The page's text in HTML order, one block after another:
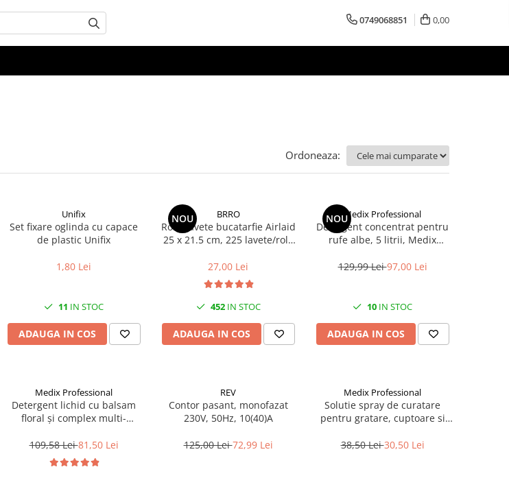
0749068851 0,00
Ordoneaza:
Unifix
Set fixare oglinda cu capace
de plastic Unifix
1,80 Lei
11 IN STOC
ADAUGA IN COS
NOU BRRO
Rola Lavete bucatarfie Airlaid
25 x 21.5 cm, 225 lavete/rola
27,00 Lei
452IN STOC
ADAUGA IN COS
NOUMedix Professional
Detergent concentrat pentru
rufe albe, 5 litrii, Medix
129,99 Lei97,00 Lei
10 IN STOC
ADAUGA IN COS
Medix Professional
Detergent lichid cu balsam
floral și complex multi-
Professional
109,58 Lei81,50 Lei
REV
Contor pasant, monofazat
230V, 50Hz, 10(40)A
125,00 Lei72,99 Lei
Medix Professional
Solutie spray de curatare
pentru gratare, cuptoare si
Professional
38,50 Lei30,50 Lei